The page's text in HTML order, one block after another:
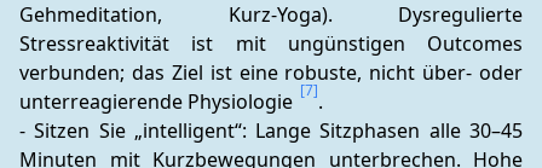
Gehmeditation, Kurz-Yoga). Dysregulierte
Stressreaktivität ist mit ungünstigen Outcomes
verbunden; das Ziel ist eine robuste, nicht über- oder
unterreagierende Physiologie [7].
- Sitzen Sie „intelligent“: Lange Sitzphasen alle 30–45
Minuten mit Kurzbewegungen unterbrechen. Hohe